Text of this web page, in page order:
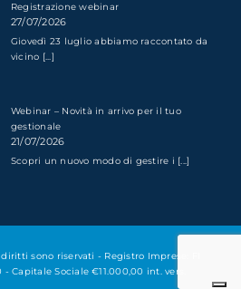
Registrazione webinar
27/07/2026
Giovedì 23 luglio abbiamo raccontato da
vicino [...]
Webinar – Novità in arrivo per il tuo
gestionale
21/07/2026
Scopri un nuovo modo di gestire i [...]
sono riservati - Registro Imprese: FI
Capitale Sociale €11.000,00 int. vers.